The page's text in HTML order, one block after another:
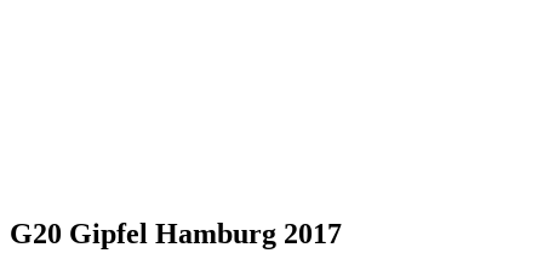
G20 Gipfel Hamburg 2017